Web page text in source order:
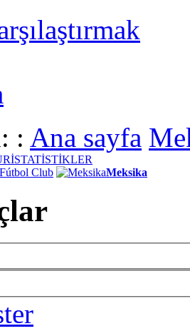
: Ana sayfa
İSTATİSTİKLER
Club
Meksika